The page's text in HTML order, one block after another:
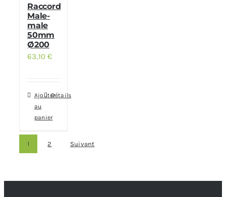
Raccord
Male-
male
50mm
Ø200
63,10€
Ajouter
au
panier
Détails
1 2 Suivant